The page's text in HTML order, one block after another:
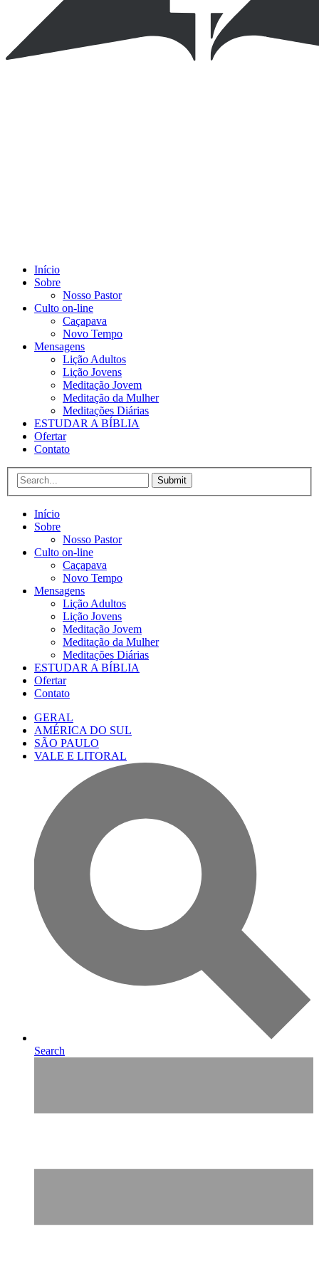
Início
Sobre
Nosso Pastor
Culto on-line
Caçapava
Novo Tempo
Mensagens
Lição Adultos
Lição Jovens
Meditação Jovem
Meditação da Mulher
Meditações Diárias
ESTUDAR A BÍBLIA
Ofertar
Contato
Submit
Início
Sobre
Nosso Pastor
Culto on-line
Caçapava
Novo Tempo
Mensagens
Lição Adultos
Lição Jovens
Meditação Jovem
Meditação da Mulher
Meditações Diárias
ESTUDAR A BÍBLIA
Ofertar
Contato
GERAL
AMÉRICA DO SUL
SÃO PAULO
VALE E LITORAL
Search